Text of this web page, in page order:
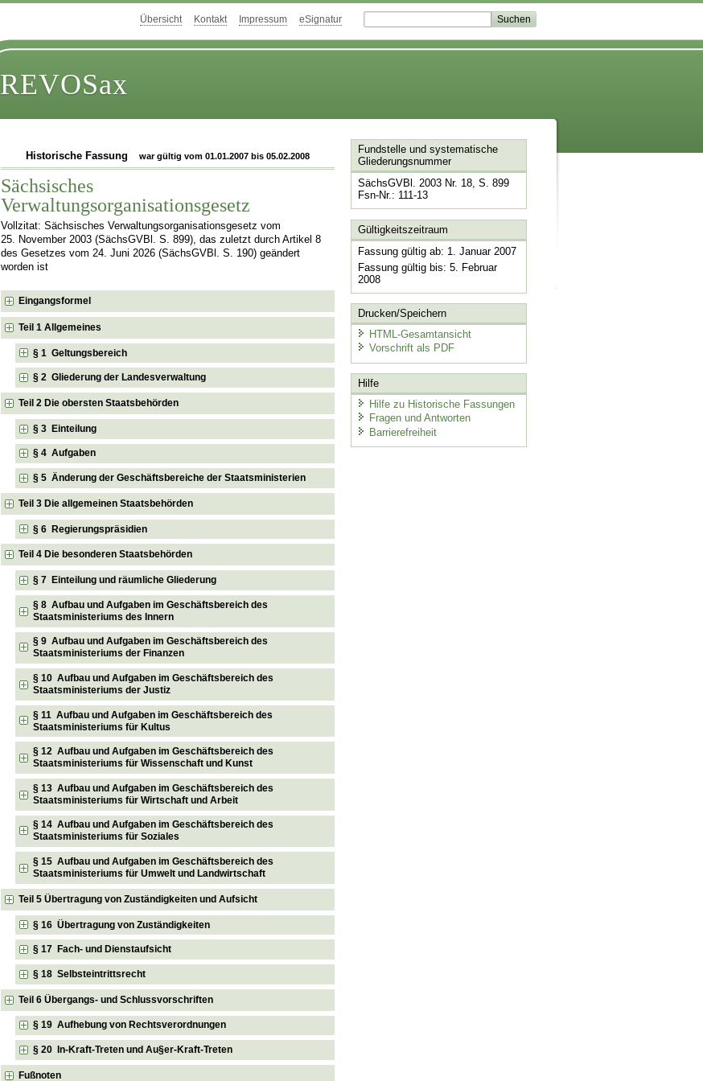
Übersicht Kontakt Impressum eSignatur
REVOSax
Historische Fassung war gültig vom 01.01.2007 bis 05.02.2008
Sächsisches
Verwaltungsorganisationsgesetz
Vollzitat: Sächsisches Verwaltungsorganisationsgesetz vom
25. November 2003 (SächsGVBl. S. 899), das zuletzt durch Artikel 8
des Gesetzes vom 24. Juni 2026 (SächsGVBl. S. 190) geändert
worden ist
Eingangsformel
Teil 1 Allgemeines
§ 1 Geltungsbereich
§ 2 Gliederung der Landesverwaltung
Teil 2 Die obersten Staatsbehörden
§ 3 Einteilung
§ 4 Aufgaben
§ 5 Änderung der Geschäftsbereiche der Staatsministerien
Teil 3 Die allgemeinen Staatsbehörden
§ 6 Regierungspräsidien
Teil 4 Die besonderen Staatsbehörden
§ 7 Einteilung und räumliche Gliederung
§ 8 Aufbau und Aufgaben im Geschäftsbereich des
Staatsministeriums des Innern
§ 9 Aufbau und Aufgaben im Geschäftsbereich des
Staatsministeriums der Finanzen
§ 10 Aufbau und Aufgaben im Geschäftsbereich des
Staatsministeriums der Justiz
§ 11 Aufbau und Aufgaben im Geschäftsbereich des
Staatsministeriums für Kultus
§ 12 Aufbau und Aufgaben im Geschäftsbereich des
Staatsministeriums für Wissenschaft und Kunst
§ 13 Aufbau und Aufgaben im Geschäftsbereich des
Staatsministeriums für Wirtschaft und Arbeit
§ 14 Aufbau und Aufgaben im Geschäftsbereich des
Staatsministeriums für Soziales
§ 15 Aufbau und Aufgaben im Geschäftsbereich des
Staatsministeriums für Umwelt und Landwirtschaft
Teil 5 Übertragung von Zuständigkeiten und Aufsicht
§ 16 Übertragung von Zuständigkeiten
§ 17 Fach- und Dienstaufsicht
§ 18 Selbsteintrittsrecht
Teil 6 Übergangs- und Schlussvorschriften
§ 19 Aufhebung von Rechtsverordnungen
§ 20 In-Kraft-Treten und Au§er-Kraft-Treten
Fußnoten
Fundstelle und systematische
Gliederungsnummer
SächsGVBl. 2003 Nr. 18, S. 899
Fsn-Nr.: 111-13
Gültigkeitszeitraum
Fassung gültig ab: 1. Januar 2007
Fassung gültig bis: 5. Februar
2008
Drucken/Speichern
HTML-Gesamtansicht
Vorschrift als PDF
Hilfe
Hilfe zu Historische Fassungen
Fragen und Antworten
Barrierefreiheit